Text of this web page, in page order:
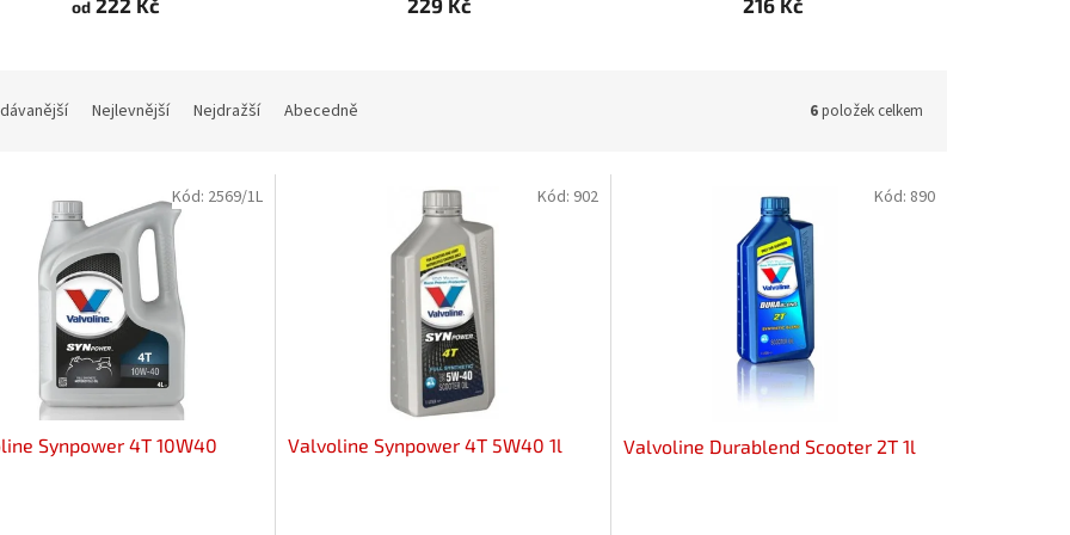
od
Nejlevnější Nejdražší Abecedně 6položek celkem
Synpower 4T 10W40
Kód: 2569/1L
Valvoline Synpower 4T 5W40 1l
Kód: 902
Valvoline Durablend Scooter 2T 1l
Kód: 890